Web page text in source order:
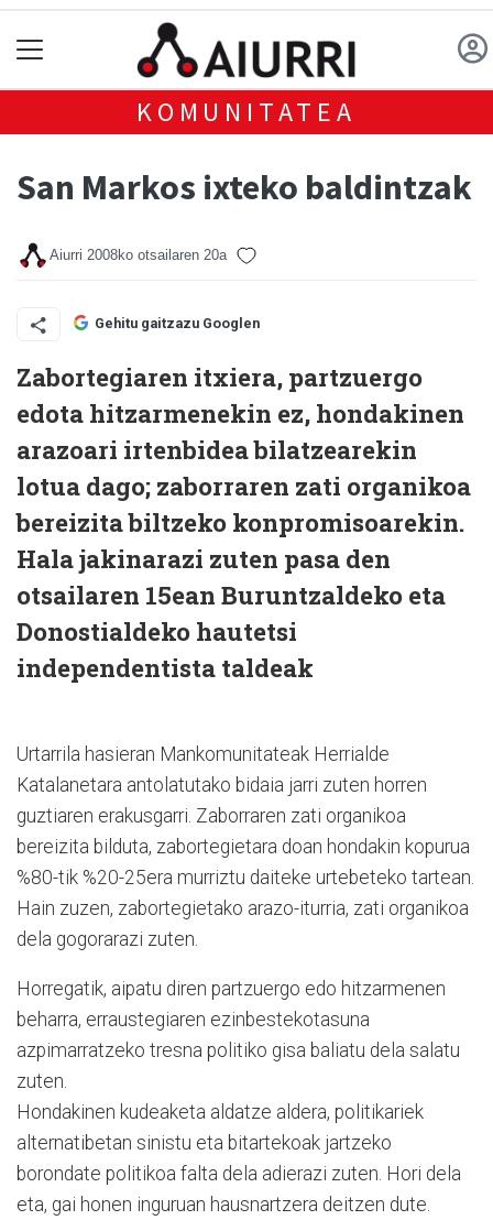
KOMUNITATEA
San Markos ixteko baldintzak
Aiurri 2008ko otsailaren 20a
Gehitu gaitzazu Googlen
Zabortegiaren itxiera, partzuergo
edota hitzarmenekin ez, hondakinen
arazoari irtenbidea bilatzearekin
lotua dago; zaborraren zati organikoa
bereizita biltzeko konpromisoarekin.
Hala jakinarazi zuten pasa den
otsailaren 15ean Buruntzaldeko eta
Donostialdeko hautetsi
independentista taldeak
Urtarrila hasieran Mankomunitateak Herrialde
Katalanetara antolatutako bidaia jarri zuten horren
guztiaren erakusgarri. Zaborraren zati organikoa
bereizita bilduta, zabortegietara doan hondakin kopurua
%80-tik %20-25era murriztu daiteke urtebeteko tartean.
Hain zuzen, zabortegietako arazo-iturria, zati organikoa
dela gogorarazi zuten.
Horregatik, aipatu diren partzuergo edo hitzarmenen
beharra, erraustegiaren ezinbestekotasuna
azpimarratzeko tresna politiko gisa baliatu dela salatu
zuten.
Hondakinen kudeaketa aldatze aldera, politikariek
alternatibetan sinistu eta bitartekoak jartzeko
borondate politikoa falta dela adierazi zuten. Hori dela
eta, gai honen inguruan hausnartzera deitzen dute.